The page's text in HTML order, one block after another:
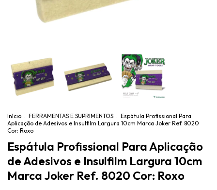
Início . FERRAMENTAS E SUPRIMENTOS . Espátula Profissional Para
Aplicação de Adesivos e Insulfilm Largura 10cm Marca Joker Ref. 8020
Cor: Roxo
Espátula Profissional Para Aplicação
de Adesivos e Insulfilm Largura 10cm
Marca Joker Ref. 8020 Cor: Roxo